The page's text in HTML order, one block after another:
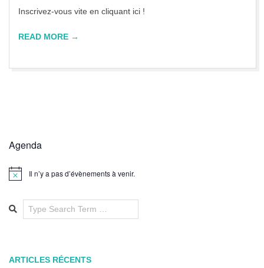
Inscrivez-vous vite en cliquant ici !
READ MORE →
Agenda
Notice Il n’y a pas d’évènements à venir.
Search
ARTICLES RÉCENTS